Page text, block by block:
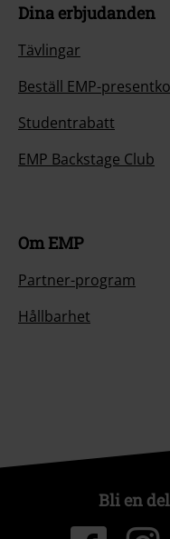
Dina erbjudanden
Tävlingar
Beställ EMP-
Studentrabatt
EMP Backstage Club
Om EMP
Partner-program
Hållbarhet
Bli en